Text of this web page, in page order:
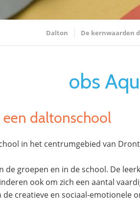
Dalton De kernwaarden
obs
daltonschool
in het centrumgebied van
de groepen en in de school. De
ook om zich een aantal
de creatieve en sociaal-emotionele